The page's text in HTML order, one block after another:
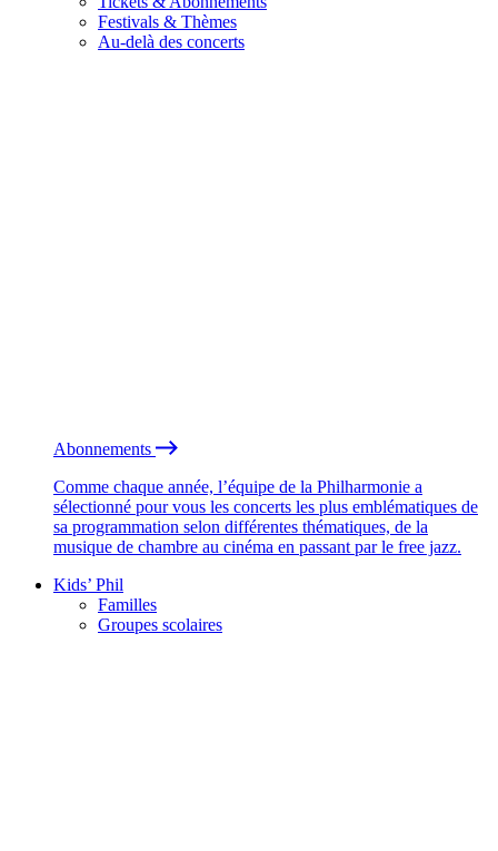
Festivals & Thèmes
Au-delà des concerts
Abonnements
Comme chaque année, l’équipe de la Philharmonie a
sélectionné pour vous les concerts les plus emblématiques de
sa programmation selon différentes thématiques, de la
musique de chambre au cinéma en passant par le free jazz.
Kids’ Phil
Familles
Groupes scolaires